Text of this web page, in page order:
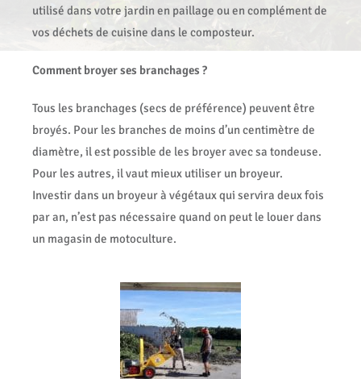
utilisé dans votre jardin en paillage ou en complément de
vos déchets de cuisine dans le composteur.
Comment broyer ses branchages ?
Tous les branchages (secs de préférence) peuvent être
broyés. Pour les branches de moins d’un centimètre de
diamètre, il est possible de les broyer avec sa tondeuse.
Pour les autres, il vaut mieux utiliser un broyeur.
Investir dans un broyeur à végétaux qui servira deux fois
par an, n’est pas nécessaire quand on peut le louer dans
un magasin de motoculture.